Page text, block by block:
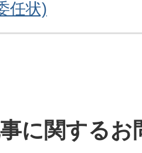
任状)
に関するお